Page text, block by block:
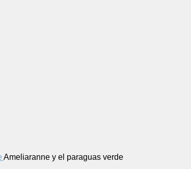
Ameliaranne y el paraguas verde